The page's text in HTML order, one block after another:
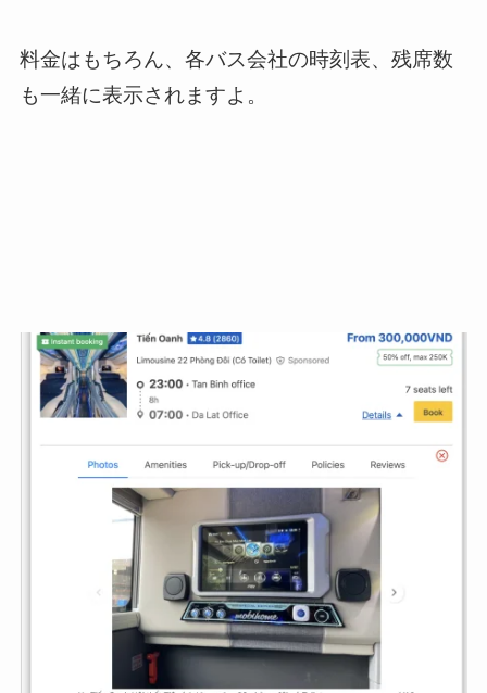
料金はもちろん、各バス会社の時刻表、残席数
も一緒に表示されますよ。